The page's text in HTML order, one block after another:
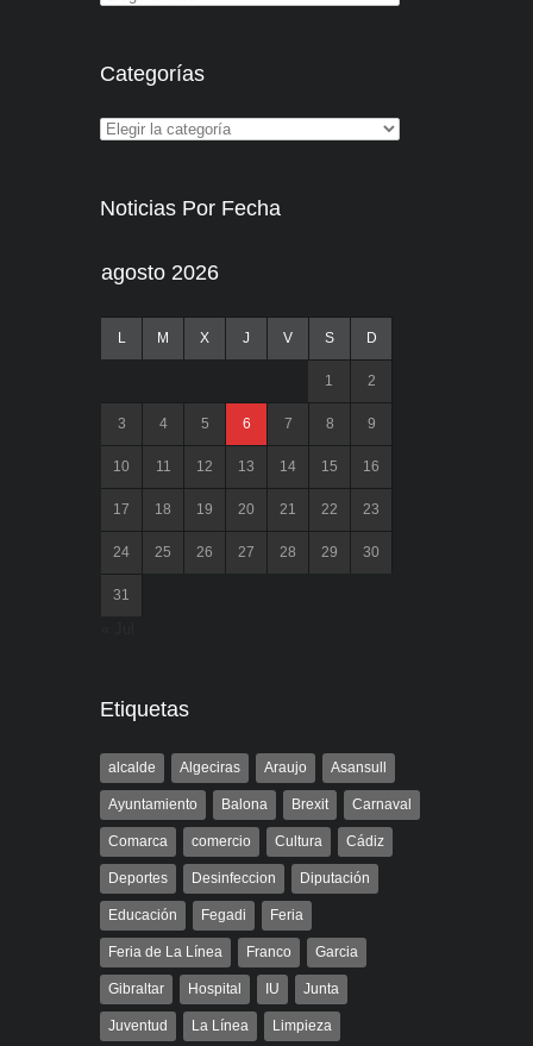
Categorías
Noticias Por Fecha
agosto 2026
L M X J V S D
1 2
3 4 5 6 7 8 9
10 11 12 13 14 15 16
17 18 19 20 21 22 23
24 25 26 27 28 29 30
31
Etiquetas
alcalde Algeciras Araujo Asansull
Ayuntamiento Balona Brexit Carnaval
Comarca comercio Cultura Cádiz
Deportes Desinfeccion Diputación
Educación Fegadi Feria
Feria de La Línea Franco Garcia
Gibraltar Hospital IU Junta
Juventud La Línea Limpieza